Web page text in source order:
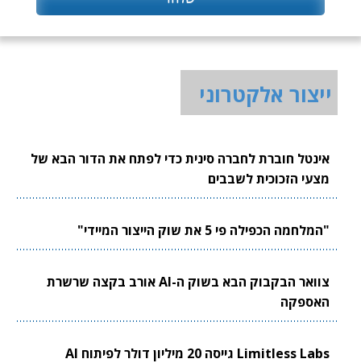
ייצור אלקטרוני
אינטל חוברת לחברה סינית כדי לפתח את הדור הבא של
מצעי הזכוכית לשבבים
"המלחמה הכפילה פי 5 את שוק הייצור המיידי"
צוואר הבקבוק הבא בשוק ה-AI אורב בקצה שרשרת
האספקה
Limitless Labs גייסה 20 מיליון דולר לפיתוח AI